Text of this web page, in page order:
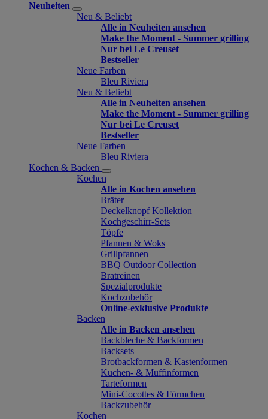
Neuheiten
Neu & Beliebt
Alle in Neuheiten ansehen
Make the Moment - Summer grilling
Nur bei Le Creuset
Bestseller
Neue Farben
Bleu Riviera
Neu & Beliebt
Alle in Neuheiten ansehen
Make the Moment - Summer grilling
Nur bei Le Creuset
Bestseller
Neue Farben
Bleu Riviera
Kochen & Backen
Kochen
Alle in Kochen ansehen
Bräter
Deckelknopf Kollektion
Kochgeschirr-Sets
Töpfe
Pfannen & Woks
Grillpfannen
BBQ Outdoor Collection
Bratreinen
Spezialprodukte
Kochzubehör
Online-exklusive Produkte
Backen
Alle in Backen ansehen
Backbleche & Backformen
Backsets
Brotbackformen & Kastenformen
Kuchen- & Muffinformen
Tarteformen
Mini-Cocottes & Förmchen
Backzubehör
Kochen